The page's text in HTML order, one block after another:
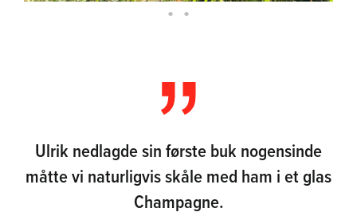
Ulrik nedlagde sin første buk nogensinde
måtte vi naturligvis skåle med ham i et glas
Champagne.